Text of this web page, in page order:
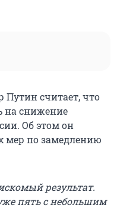
Путин считает, что
на снижение
Об этом он
мер по замедлению
результат.
пять с небольшим